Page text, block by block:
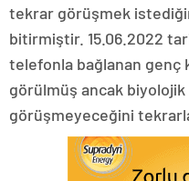
tekrar görüşmek
bitirmiştir. 15.06.2022
telefonla bağlanan genç
görülmüş ancak
görüşmeyeceğini